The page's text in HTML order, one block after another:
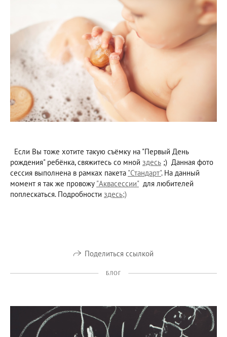
Если Вы тоже хотите такую съёмку на "Первый День
рождения" ребёнка, свяжитесь со мной здесь ;) Данная фото
сессия выполнена в рамках пакета "Стандарт". На данный
момент я так же провожу "Аквасессии"для любителей
поплескаться. Подробности здесь;)
Поделиться ссылкой
БЛОГ